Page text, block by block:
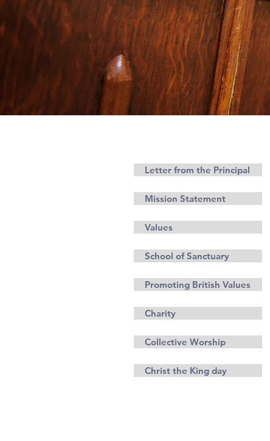
Letter from the Principal
Mission Statement
Values
School of Sanctuary
Promoting British Values
Charity
Collective Worship
Christ the King day